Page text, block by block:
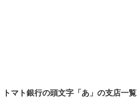
トマト銀行の頭文字「あ」の支店一覧